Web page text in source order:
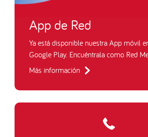
App de Red
Ya está disponible nuestra App móvil
Google Play. Encuéntrala como Red
Más información